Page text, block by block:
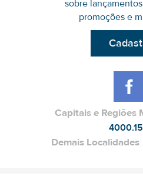
sobre
promoções e
Capitais e Regiões
Demais Localidades: